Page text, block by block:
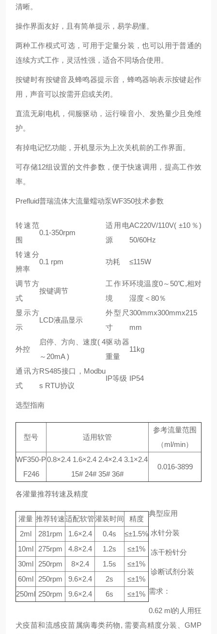
清晰。
操作界面友好，且有简单提示，易学易懂。
两种工作模式可选，可用于定量分装，也可以用于普通的
连续方式工作，灵活性强，适合不同场合使用。
按键时有按键音及蜂鸣器提示音，蜂鸣器响表示按键起作
用，声音可以按需开启或关闭。
直流无刷电机，伺服驱动，运行噪音小、发热量少且免维
护。
有掉电记忆功能，开机显示为上次关机前的工作界面。
可存储12组设置的文件参数，便于快速调用，提高工作效
率。
Prefluid普瑞流体大流量蠕动泵WF350技术参数
转速范
围
0.1-350rpm
适用电
源
AC220V/110V( ±10％)
50/60Hz
转速分
辨率
0.1 rpm 功耗 ≤115W
调节方
式
按键调节
工作环
境
环境温度0～50℃,相对
湿度＜80％
显示方
示
LCD液晶显示
外型尺
寸
300mmx300mmx215
mm
外控
启停、方向、速度( 4
～20mA )
驱动器
重量
11kg
通讯方
式
RS485接口，Modbu
s RTU协议
IP等级 IP54
选型指南
型号 适用软管
参考流量范围
（ml/min）
WF350-P
F246
0.8×2.4 1.6×2.4 2.4×2.4 3.1×2.4
15# 24# 35# 36#
0.016-3899
各灌量推荐转速及精度
灌量 推荐转速适配软管灌装时间
精度
2ml
281rpm 1.6×2.4 0.4s
≤±1.5%
10ml
275rpm 4.8×2.4 1.2s
≤±1%
30ml
250rpm 8×2.4 1.5s
≤±1%
60ml
250rpm 9.6×2.4 2s
≤±1%
250ml 250rpm 9.6×2.4 6s ≤±1%
典型应用
水针分装
冻干粉针分
诊断试剂分装
需求：
0.62 ml的人用狂
犬疫苗和流感疫苗属病毒类药物, 需要高精度分装、GMP